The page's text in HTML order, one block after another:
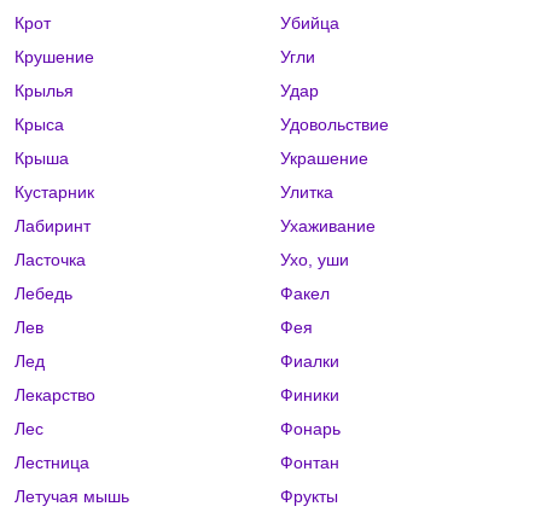
Крот
Крушение
Крылья
Крыса
Крыша
Кустарник
Лабиринт
Ласточка
Лебедь
Лев
Лед
Лекарство
Лес
Лестница
Летучая мышь
Убийца
Угли
Удар
Удовольствие
Украшение
Улитка
Ухаживание
Ухо, уши
Факел
Фея
Фиалки
Финики
Фонарь
Фонтан
Фрукты